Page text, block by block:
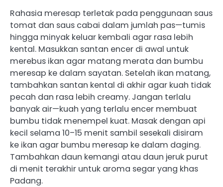
Rahasia meresap terletak pada penggunaan saus
tomat dan saus cabai dalam jumlah pas—tumis
hingga minyak keluar kembali agar rasa lebih
kental. Masukkan santan encer di awal untuk
merebus ikan agar matang merata dan bumbu
meresap ke dalam sayatan. Setelah ikan matang,
tambahkan santan kental di akhir agar kuah tidak
pecah dan rasa lebih creamy. Jangan terlalu
banyak air—kuah yang terlalu encer membuat
bumbu tidak menempel kuat. Masak dengan api
kecil selama 10–15 menit sambil sesekali disiram
ke ikan agar bumbu meresap ke dalam daging.
Tambahkan daun kemangi atau daun jeruk purut
di menit terakhir untuk aroma segar yang khas
Padang.